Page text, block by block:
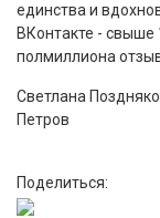
единства и
ВКонтакте -
полмиллиона
Светлана
Петров
Поделиться: